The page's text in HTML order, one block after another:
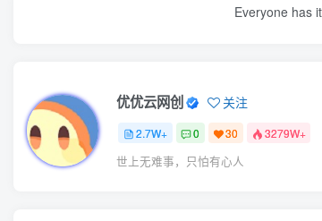
Everyone has
优优云网创 关注
2.7W+ 0 30 3279W+
世上无难事，只怕有心人